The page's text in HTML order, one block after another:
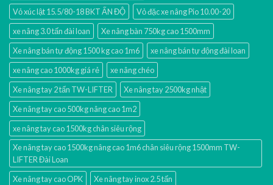
Vỏ xúc lật 15.5/80-18 BKT ẤN ĐỘ
Vỏ đặc xe nâng Pio 10.00-20
xe nâng 3.0 tấn đài loan
Xe nâng bàn 750kg cao 1500mm
Xe nâng bán tự động 1500 kg cao 1m6
xe nâng bán tự động đài loan
xe nâng cao 1000kg giá rẻ
xe nâng chéo
Xe nâng tay 2 tấn TW-LIFTER
Xe nâng tay 2500kg nhật
Xe nâng tay cao 500kg nâng cao 1m2
xe nâng tay cao 1500kg chân siêu rộng
Xe nâng tay cao 1500kg nâng cao 1m6 chân siêu rộng 1500mm TW-
LIFTER Đài Loan
Xe nâng tay cao OPK
Xe nâng tay inox 2.5 tấn